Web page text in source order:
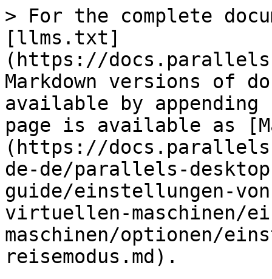
> For the complete
[llms.txt]
(https://
Markdown versions of
available by
page is available as
(https://
de-de/parallels-
guide/einstellungen-
virtuellen-maschinen/
maschinen/optionen/
reisemodus.md).